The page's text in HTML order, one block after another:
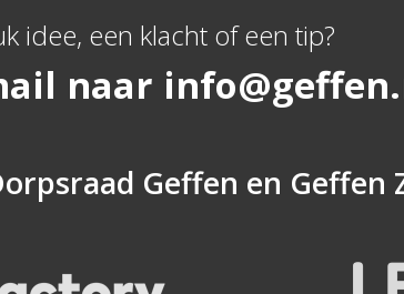
idee, een klacht of een tip?
naar
Geffen en Geffen